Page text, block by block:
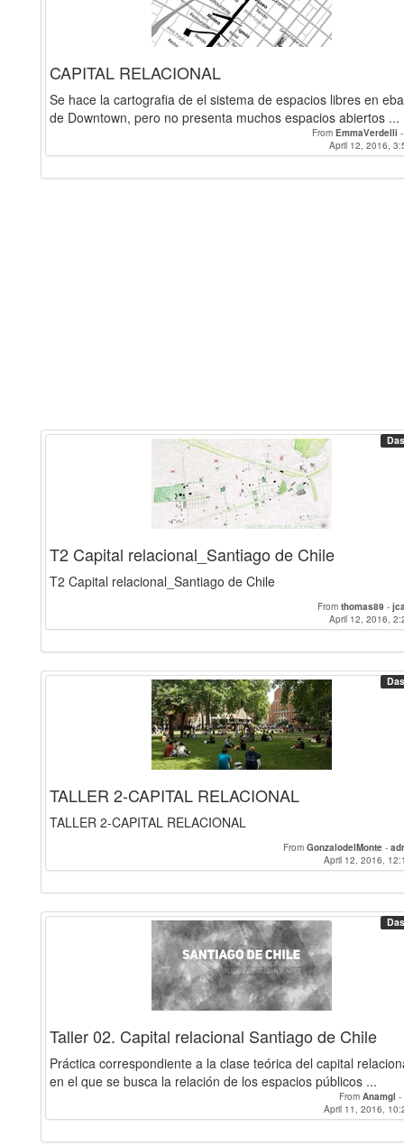
CAPITAL RELACIONAL
Se hace la cartografia de el sistema de espacios libres en
de Downtown, pero no presenta muchos espacios abiertos ...
From EmmaVerdelli
April 12, 2016,
T2 Capital relacional_Santiago de Chile
T2 Capital relacional_Santiago de Chile
From thomas89 -
April 12, 2016,
TALLER 2-CAPITAL RELACIONAL
TALLER 2-CAPITAL RELACIONAL
From GonzalodelMonte -
April 12, 2016,
Taller 02. Capital relacional Santiago de Chile
Práctica correspondiente a la clase teórica del capital
en el que se busca la relación de los espacios públicos ...
From Anamgl -
April 11, 2016,